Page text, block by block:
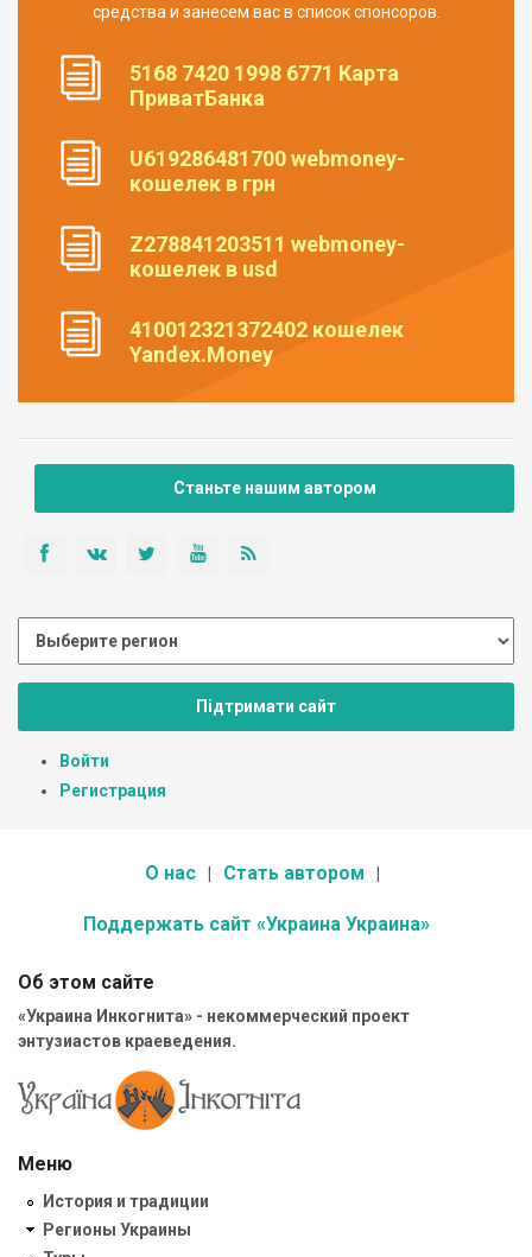
средства и занесем вас в список спонсоров.
5168 7420 1998 6771 Карта
ПриватБанка
U619286481700 webmoney-
кошелек в грн
Z278841203511 webmoney-
кошелек в usd
410012321372402 кошелек
Yandex.Money
Станьте нашим автором
Підтримати сайт
Войти
Регистрация
О нас Стать автором
Поддержать сайт «Украина Украина»
Об этом сайте
«Украина Инкогнита» - некоммерческий проект
энтузиастов краеведения.
Меню
История и традиции
Регионы Украины